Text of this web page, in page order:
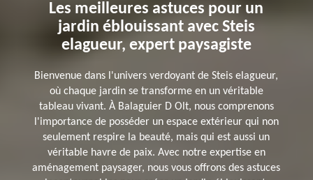
Les meilleures astuces pour un
jardin éblouissant avec Steis
elagueur, expert paysagiste
Bienvenue dans l'univers verdoyant de Steis elagueur,
où chaque jardin se transforme en un véritable
tableau vivant. À Balaguier D Olt, nous comprenons
l'importance de posséder un espace extérieur qui non
seulement respire la beauté, mais qui est aussi un
véritable havre de paix. Avec notre expertise en
aménagement paysager, nous vous offrons des astuces